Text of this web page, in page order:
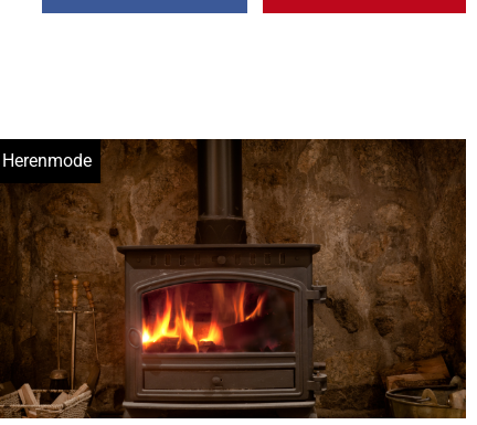
Herenmode